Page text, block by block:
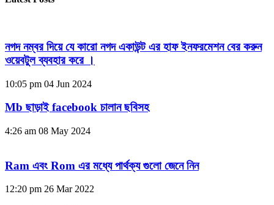
নগদ নম্বর দিয়ে যে কারো নগদ একাউন্ট এর হাফ ইনফরমেশন বের করুন
ওয়েবটুল ব্যবহার করে ।
10:05 pm 04 Jun 2024
Mb ছাড়াই facebook চালান ছবিসহ
4:26 am 08 May 2024
Ram এবং Rom এর মধ্যে পার্থক্য গুলো জেনে নিন
12:20 pm 26 Mar 2022